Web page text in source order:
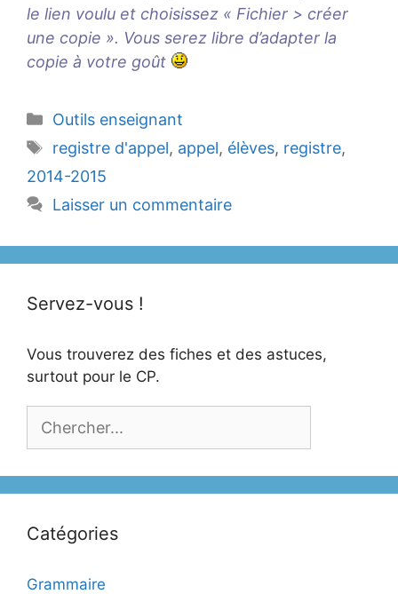
le lien voulu et choisissez « Fichier > créer
une copie ». Vous serez libre d’adapter la
copie à votre goût
Catégories
Outils enseignant
Étiquettes
registre d'appel, appel, élèves, registre,
2014-2015
Laisser un commentaire
Servez-vous !
Vous trouverez des fiches et des astuces,
surtout pour le CP.
Catégories
Grammaire